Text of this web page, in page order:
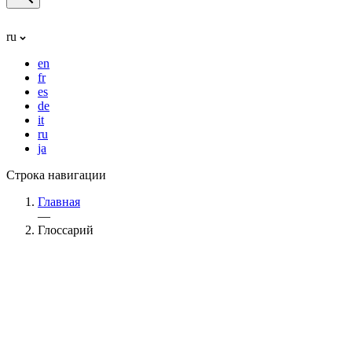
ru
en
fr
es
de
it
ru
ja
Строка навигации
Главная
—
Глоссарий